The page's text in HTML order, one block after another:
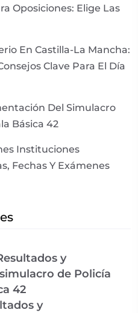
Oposiciones: Elige Las
En Castilla-La Mancha:
Clave Para El Día
Del Simulacro
Básica 42
Instituciones
Fechas Y Exámenes
y
de Policía
42
y